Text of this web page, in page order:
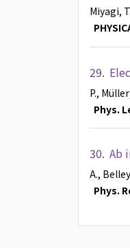
Miyagi, T.
29.
P., Müller
Phys.
30. Ab
A., Belley
Phys.